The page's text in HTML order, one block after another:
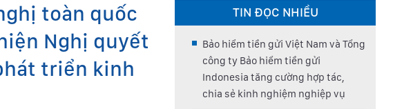
toàn quốc
Nghị quyết
triển kinh
TIN ĐỌC NHIỀU
Bảo hiểm tiền gửi Việt Nam và Tổng
công ty Bảo hiểm tiền gửi
Indonesia tăng cường hợp tác,
chia sẻ kinh nghiệm nghiệp vụ